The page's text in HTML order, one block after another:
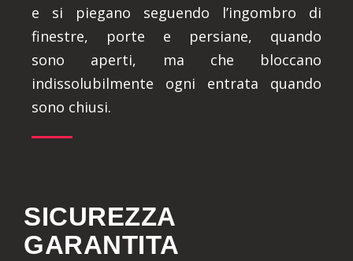
e si piegano seguendo l’ingombro di
finestre, porte e persiane, quando
sono aperti, ma che bloccano
indissolubilmente ogni entrata quando
sono chiusi.
SICUREZZA
GARANTITA